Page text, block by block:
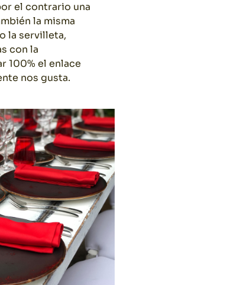
el contrario una
la misma
la servilleta,
con la
100% el enlace
nos gusta.